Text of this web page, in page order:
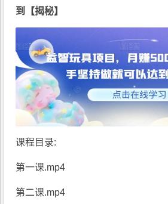
到【揭秘】
课程目录:
第一课.mp4
第二课.mp4